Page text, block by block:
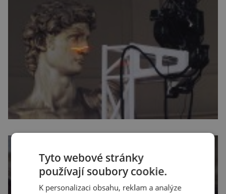
Tyto webové stránky
používají soubory cookie.
K personalizaci obsahu, reklam a analýze